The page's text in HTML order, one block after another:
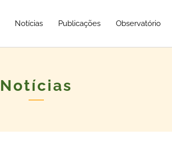
Notícias Publicações Observatório
Notícias